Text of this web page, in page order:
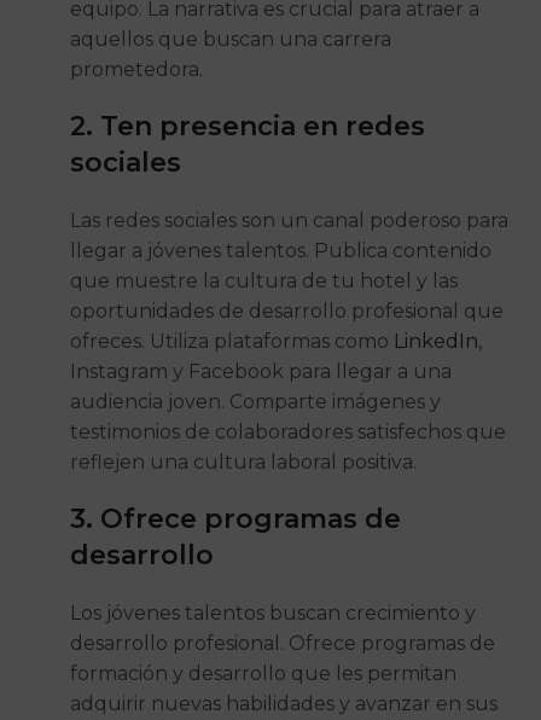
equipo. La narrativa es crucial para atraer a
aquellos que buscan una carrera
prometedora.
2. Ten presencia en redes
sociales
Las redes sociales son un canal poderoso para
llegar a jóvenes talentos. Publica contenido
que muestre la cultura de tu hotel y las
oportunidades de desarrollo profesional que
ofreces. Utiliza plataformas como LinkedIn,
Instagram y Facebook para llegar a una
audiencia joven. Comparte imágenes y
testimonios de colaboradores satisfechos que
reflejen una cultura laboral positiva.
3. Ofrece programas de
desarrollo
Los jóvenes talentos buscan crecimiento y
desarrollo profesional. Ofrece programas de
formación y desarrollo que les permitan
adquirir nuevas habilidades y avanzar en sus